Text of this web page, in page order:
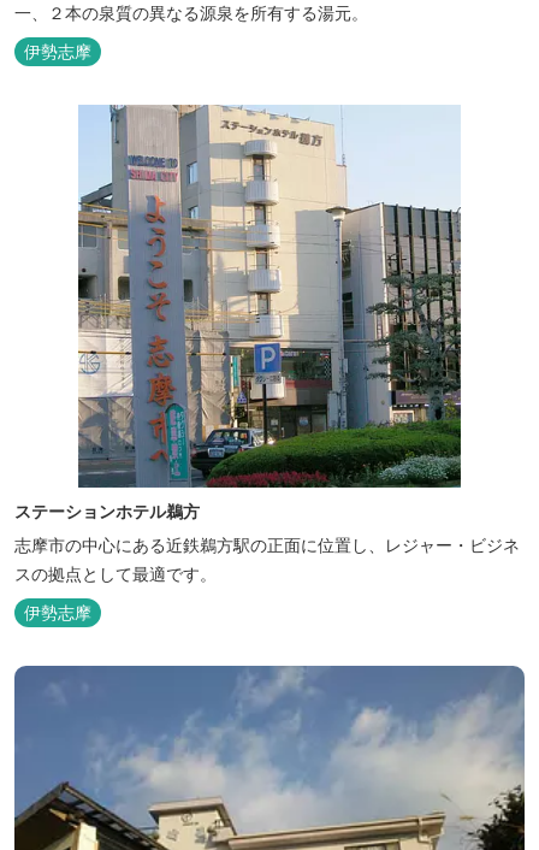
一、２本の泉質の異なる源泉を所有する湯元。
伊勢志摩
ステーションホテル鵜方
志摩市の中心にある近鉄鵜方駅の正面に位置し、レジャー・ビジネ
スの拠点として最適です。
伊勢志摩